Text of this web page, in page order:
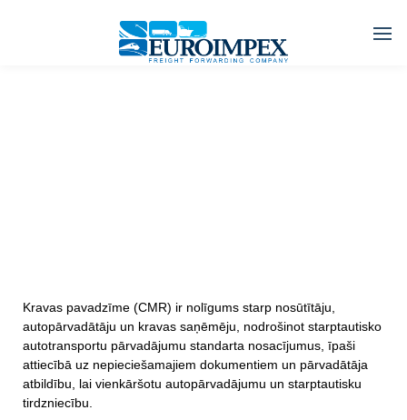
Kravas pavadzīme (CMR) ir nolīgums starp nosūtītāju,
autopārvadātāju un kravas saņēmēju, nodrošinot starptautisko
autotransportu pārvadājumu standarta nosacījumus, īpaši
attiecībā uz nepieciešamajiem dokumentiem un pārvadātāja
atbildību, lai vienkāršotu autopārvadājumu un starptautisku
tirdzniecību.